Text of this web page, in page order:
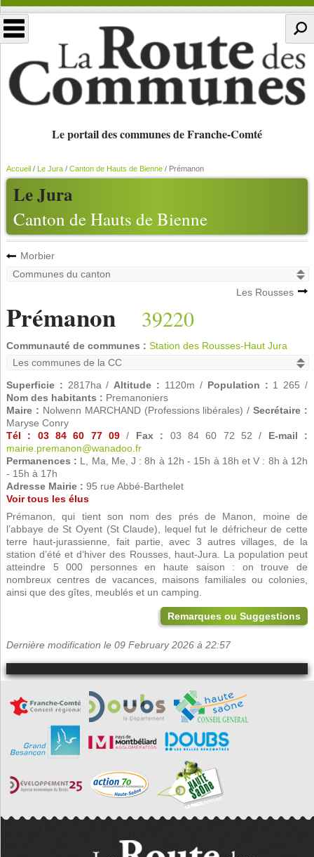
Le portail des communes de Franche-Comté
Le Jura
Canton de Hauts de Bienne
Accueil/ Le Jura/ Canton de Hauts de Bienne/ Prémanon
Morbier
Les Rousses
Prémanon 39220
Communauté de communes : Station des Rousses-Haut Jura
Superficie : 2817ha / Altitude : 1120m / Population : 1 265 /
Nom des habitants : Premanoniers
Maire : Nolwenn MARCHAND (Professions libérales) /Secrétaire :
Maryse Conry
Tél : 03 84 60 77 09 / Fax : 03 84 60 72 52 / E-mail :
mairie.premanon@wanadoo.fr
Permanences : L, Ma, Me, J : 8h à 12h - 15h à 18h et V : 8h à 12h
- 15h à 17h
Adresse Mairie : 95 rue Abbé-Barthelet
Voir tous les élus
Prémanon, qui tient son nom des prés de Manon, moine de
l’abbaye de St Oyent (St Claude), lequel fut le défricheur de cette
terre haut-jurassienne, fait partie, avec 3 autres villages, de la
station d’été et d’hiver des Rousses, haut-Jura. La population peut
atteindre 5 000 personnes en haute saison : on trouve de
nombreux centres de vacances, maisons familiales ou colonies,
ainsi que des gîtes, meublés et un camping.
Remarques ou Suggestions
Dernière modification le 09 February 2026 à 22:57